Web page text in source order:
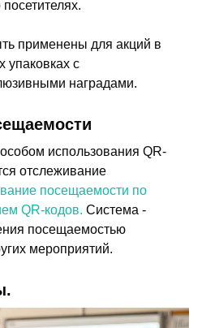
применены для акций в
упаковках с
наградами.
использования QR-
отслеживание
посещаемости по
QR-кодов. Система -
посещаемостью
мероприятий.